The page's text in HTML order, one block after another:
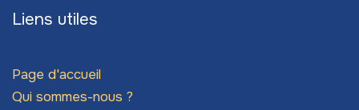
Liens utiles
Page d'accueil
Qui sommes-nous ?